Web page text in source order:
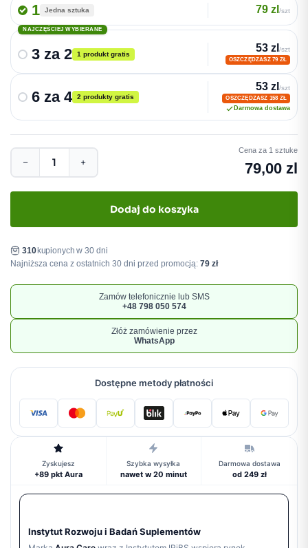
1 Jedna sztuka 79 zl /szt
NAJCZĘŚCIEJ WYBIERANE
3 za 2 1 produkt gratis
53 zl /szt
OSZCZĘDZASZ 79 ZŁ
6 za 4 2 produkty gratis
53 zl /szt
OSZCZĘDZASZ 158 ZŁ
Darmowa dostawa
− +
Cena za 1 sztuke
79,00 zl
Dodaj do koszyka
310kupionych w 30 dni
Najniższa cena z ostatnich 30 dni przed promocją: 79 zł
Zamów telefonicznie lub SMS
+48 798 050 574
Złóż zamówienie przez
WhatsApp
Dostępne metody płatności
Zyskujesz
+89 pkt Aura
Szybka wysyłka
nawet w 20 minut
Darmowa dostawa
od 249 zł
Instytut Rozwoju i Badań Suplementów